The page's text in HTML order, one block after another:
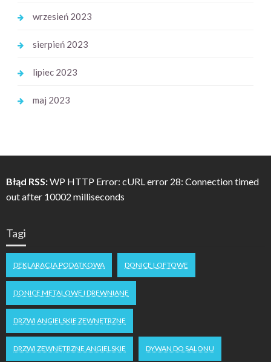
wrzesień 2023
sierpień 2023
lipiec 2023
maj 2023
Błąd RSS:WP HTTP Error: cURL error 28: Connection timed
out after 10002 milliseconds
Tagi
DEKLARACJA PODATKOWA DONICE LOFTOWE
DONICE METALOWE I DREWNIANE
DRZWI ANGIELSKIE ZEWNĘTRZNE
DRZWI ZEWNĘTRZNE ANGIELSKIE DYWAN DO SALONU